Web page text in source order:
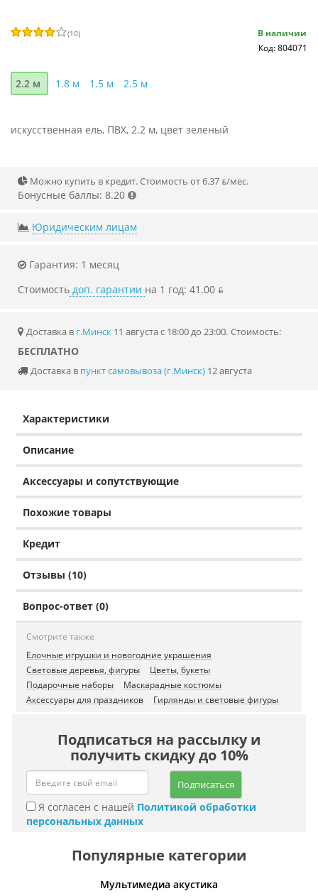
(10)
В наличии
Код: 804071
2.2 м 1.8 м 1.5 м 2.5 м
искусственная ель, ПВХ, 2.2 м, цвет зеленый
Можно купить в кредит. Стоимость от 6.37 ƃ/мec.
Бонусные баллы: 8.20
Юридическим лицам
Гарантия: 1 месяц
Стоимость доп. гарантии на 1 год: 41.00 ƃ
Доставка в г.Минск 11 августа с 18:00 до 23:00. Стоимость:
БЕСПЛАТНО
Доставка в пункт самовывоза (г.Минск) 12 августа
Характеристики
Описание
Аксессуары и сопутствующие
Похожие товары
Кредит
Отзывы (10)
Вопрос-ответ (0)
Смотрите также
Елочные игрушки и новогодние украшения
Световые деревья, фигуры
Цветы, букеты
Подарочные наборы
Маскарадные костюмы
Аксессуары для праздников
Гирлянды и световые фигуры
Подписаться на рассылку и
получить скидку до 10%
Подписаться
Я согласен с нашей Политикой обработки
персональных данных
Популярные категории
Мультимедиа акустика